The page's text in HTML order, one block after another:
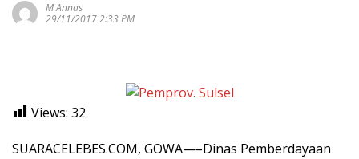
M Annas
29/11/2017 2:33 PM
Views: 32
SUARACELEBES.COM, GOWA—–Dinas Pemberdayaan